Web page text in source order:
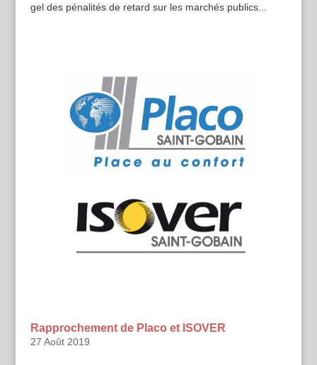
gel des pénalités de retard sur les marchés publics...
Rapprochement de Placo et ISOVER
27 Août 2019